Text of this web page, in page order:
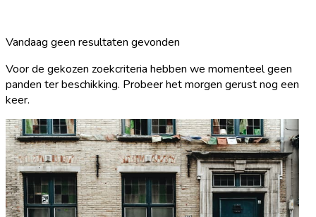
Vandaag geen resultaten gevonden
Voor de gekozen zoekcriteria hebben we momenteel geen
panden ter beschikking. Probeer het morgen gerust nog een
keer.